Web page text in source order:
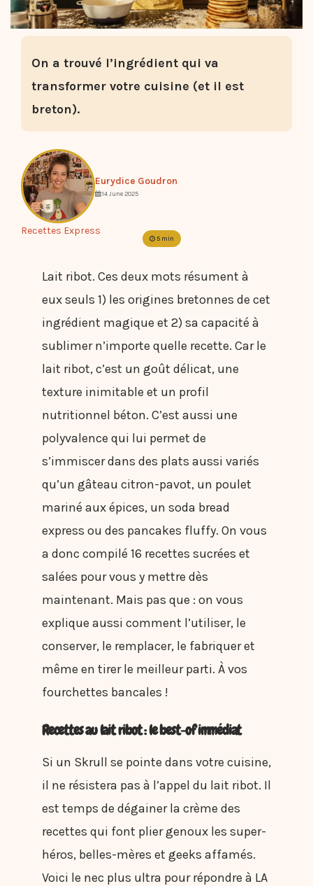
On a trouvé l’ingrédient qui va
transformer votre cuisine (et il est
breton).
Eurydice Goudron
14 June 2025
5 min
Recettes Express
Lait ribot. Ces deux mots résument à
eux seuls 1) les origines bretonnes de cet
ingrédient magique et 2) sa capacité à
sublimer n’importe quelle recette. Car le
lait ribot, c’est un goût délicat, une
texture inimitable et un profil
nutritionnel béton. C’est aussi une
polyvalence qui lui permet de
s’immiscer dans des plats aussi variés
qu’un gâteau citron-pavot, un poulet
mariné aux épices, un soda bread
express ou des pancakes fluffy. On vous
a donc compilé 16 recettes sucrées et
salées pour vous y mettre dès
maintenant. Mais pas que : on vous
explique aussi comment l’utiliser, le
conserver, le remplacer, le fabriquer et
même en tirer le meilleur parti. À vos
fourchettes bancales !
Recettes au lait ribot : le best-of immédiat
Si un Skrull se pointe dans votre cuisine,
il ne résistera pas à l’appel du lait ribot. Il
est temps de dégainer la crème des
recettes qui font plier genoux les super-
héros, belles-mères et geeks affamés.
Voici le nec plus ultra pour répondre à LA